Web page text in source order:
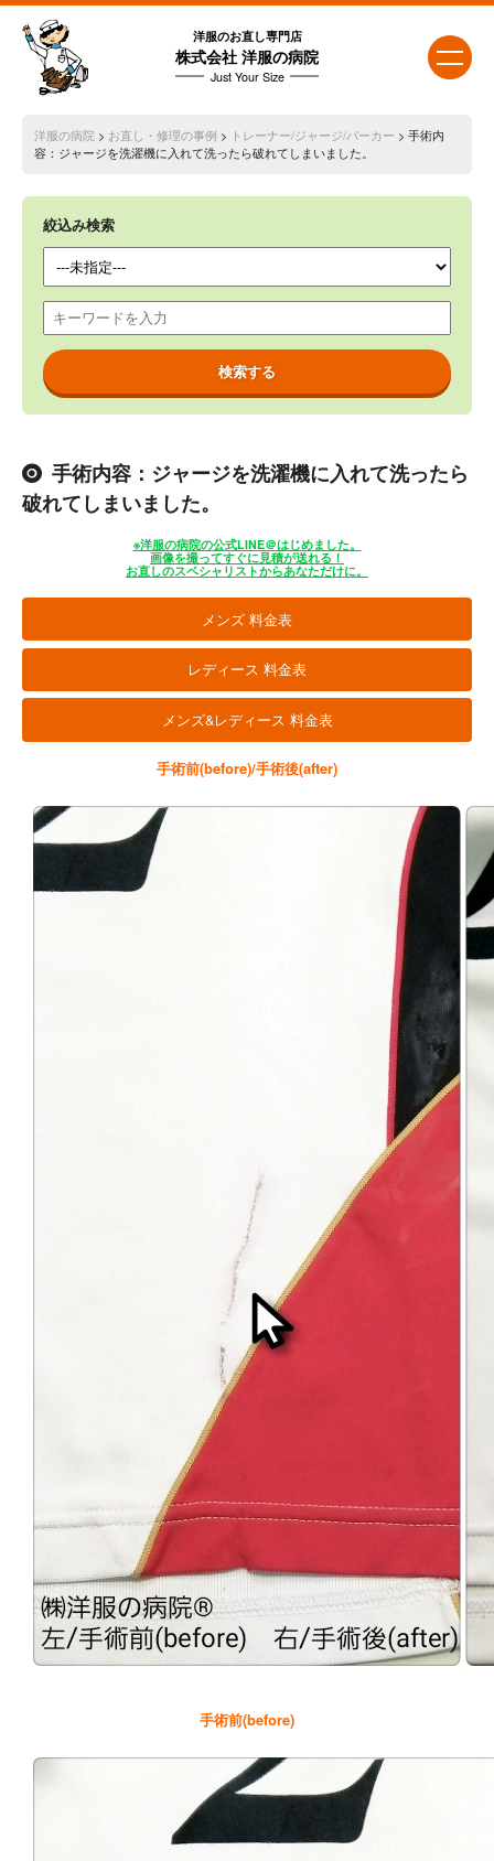
洋服のお直し専門店
株式会社 洋服の病院
Just Your Size
洋服の病院 > お直し・修理の事例 > トレーナー/ジャージ/パーカー > 手術内
容：ジャージを洗濯機に入れて洗ったら破れてしまいました。
絞込み検索
手術内容：ジャージを洗濯機に入れて洗ったら
破れてしまいました。
※洋服の病院の公式LINE＠はじめました。
画像を撮ってすぐに見積が送れる！
お直しのスペシャリストからあなただけに。
メンズ 料金表
レディース 料金表
メンズ&レディース 料金表
手術前(before)/手術後(after)
手術前(before)